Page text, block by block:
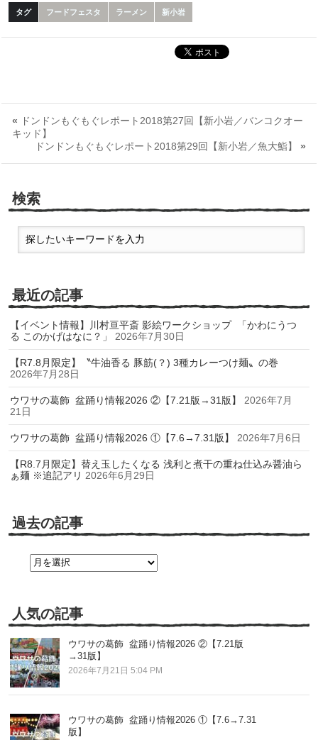
タグ フードフェスタ ラーメン 新小岩
« ドンドンもぐもぐレポート2018第27回【新小岩／バンコクオー
キッド】
ドンドンもぐもぐレポート2018第29回【新小岩／魚大鮨】 »
検索
最近の記事
【イベント情報】川村亘平斎 影絵ワークショップ 「かわにうつ
る このかげはなに？」
2026年7月30日
【R7.8月限定】〝牛油香る 豚筋(？) 3種カレーつけ麺〟の巻
2026年7月28日
ウワサの葛飾 盆踊り情報2026 ②【7.21版→31版】
2026年7月
21日
ウワサの葛飾 盆踊り情報2026 ①【7.6→7.31版】 2026年7月6日
【R8.7月限定】替え玉したくなる 浅利と煮干の重ね仕込み醤油ら
ぁ麺 ※追記アリ 2026年6月29日
過去の記事
人気の記事
ウワサの葛飾 盆踊り情報2026 ②【7.21版
→31版】
2026年7月21日 5:04 PM
ウワサの葛飾 盆踊り情報2026 ①【7.6→7.31
版】